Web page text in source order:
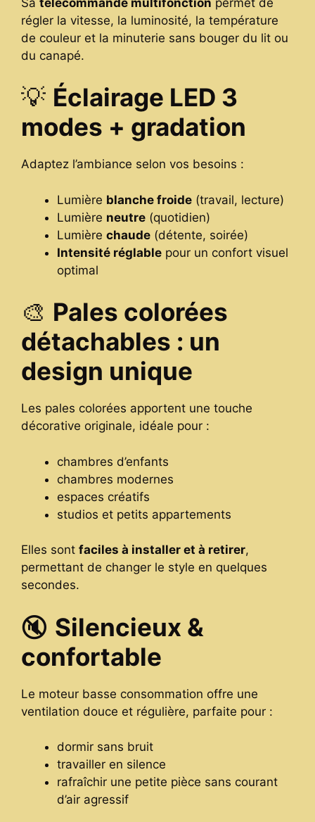
régler la vitesse, la luminosité, la température
de couleur et la minuterie sans bouger du lit ou
du canapé.
💡 Éclairage LED 3
modes + gradation
Adaptez l’ambiance selon vos besoins :
Lumière blanche froide (travail, lecture)
Lumière neutre (quotidien)
Lumière chaude (détente, soirée)
Intensité réglable pour un confort visuel
optimal
🎨 Pales colorées
détachables : un
design unique
Les pales colorées apportent une touche
décorative originale, idéale pour :
chambres d’enfants
chambres modernes
espaces créatifs
studios et petits appartements
Elles sont faciles à installer et à retirer,
permettant de changer le style en quelques
secondes.
🔇 Silencieux &
confortable
Le moteur basse consommation offre une
ventilation douce et régulière, parfaite pour :
dormir sans bruit
travailler en silence
rafraîchir une petite pièce sans courant
d’air agressif